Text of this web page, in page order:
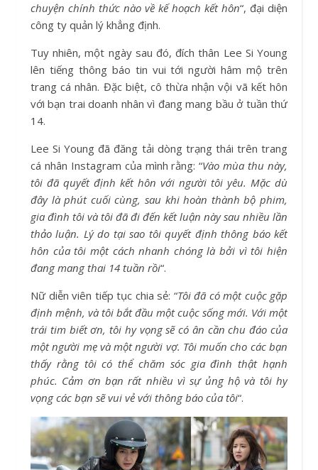
chuyện chính thức nào về kế hoạch kết hôn“, đại diện
công ty quản lý khẳng định.
Tuy nhiên, một ngày sau đó, đích thân Lee Si Young
lên tiếng thông báo tin vui tới người hâm mộ trên
trang cá nhân. Đặc biệt, cô thừa nhận vội vã kết hôn
với bạn trai doanh nhân vì đang mang bầu ở tuần thứ
14.
Lee Si Young đã đăng tải dòng trạng thái trên trang
cá nhân Instagram của mình rằng: “Vào mùa thu này,
tôi đã quyết định kết hôn với người tôi yêu. Mặc dù
đây là phút cuối cùng, sau khi hoàn thành bộ phim,
gia đình tôi và tôi đã đi đến kết luận này sau nhiều lần
thảo luận. Lý do tại sao tôi quyết định thông báo kết
hôn của tôi một cách nhanh chóng là bởi vì tôi hiện
đang mang thai 14 tuần rồi“.
Nữ diễn viên tiếp tục chia sẻ: “Tôi đã có một cuộc gặp
định mệnh, và tôi bắt đầu một cuộc sống mới. Với một
trái tim biết ơn, tôi hy vọng sẽ có ân cần chu đáo của
một người mẹ và một người vợ. Tôi muốn cho các bạn
thấy rằng tôi có thể chăm sóc gia đình thật hạnh
phúc. Cảm ơn bạn rất nhiều vì sự ủng hộ và tôi hy
vọng các bạn sẽ vui vẻ với thông báo của tôi“.